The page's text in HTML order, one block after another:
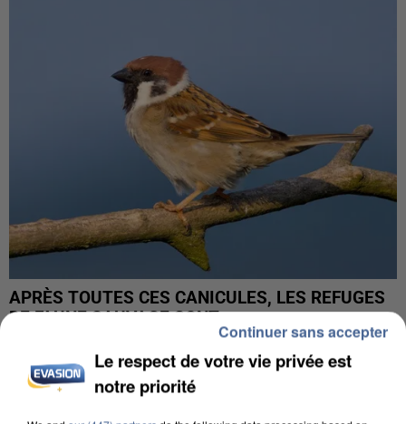
APRÈS TOUTES CES CANICULES, LES REFUGES
DE FAUNE SAUVAGE SONT...
Le respect de votre vie privée est
notre priorité
Continuer sans accepter